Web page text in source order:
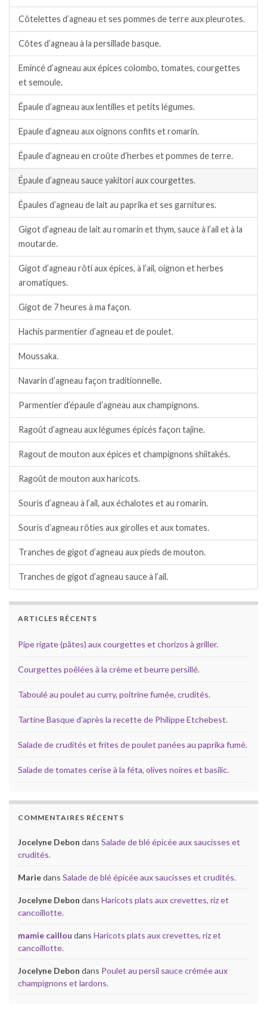
Côtelettes d’agneau et ses pommes de terre aux pleurotes.
Côtes d’agneau à la persillade basque.
Emincé d’agneau aux épices colombo, tomates, courgettes
et semoule.
Épaule d’agneau aux lentilles et petits légumes.
Epaule d’agneau aux oignons confits et romarin.
Épaule d’agneau en croûte d’herbes et pommes de terre.
Épaule d’agneau sauce yakitori aux courgettes.
Épaules d’agneau de lait au paprika et ses garnitures.
Gigot d’agneau de lait au romarin et thym, sauce à l’ail et à la
moutarde.
Gigot d’agneau rôti aux épices, à l’ail, oignon et herbes
aromatiques.
Gigot de 7 heures à ma façon.
Hachis parmentier d’agneau et de poulet.
Moussaka.
Navarin d’agneau façon traditionnelle.
Parmentier d’épaule d’agneau aux champignons.
Ragoût d’agneau aux légumes épicés façon tajine.
Ragout de mouton aux épices et champignons shiitakés.
Ragoût de mouton aux haricots.
Souris d’agneau à l’ail, aux échalotes et au romarin.
Souris d’agneau rôties aux girolles et aux tomates.
Tranches de gigot d’agneau aux pieds de mouton.
Tranches de gigot d’agneau sauce à l’ail.
ARTICLES RÉCENTS
Pipe rigate (pâtes) aux courgettes et chorizos à griller.
Courgettes poêlées à la crème et beurre persillé.
Taboulé au poulet au curry, poitrine fumée, crudités.
Tartine Basque d’après la recette de Philippe Etchebest.
Salade de crudités et frites de poulet panées au paprika fumé.
Salade de tomates cerise à la féta, olives noires et basilic.
COMMENTAIRES RÉCENTS
Jocelyne Debon dans Salade de blé épicée aux saucisses et
crudités.
Mariedans Salade de blé épicée aux saucisses et crudités.
Jocelyne Debon dans Haricots plats aux crevettes, riz et
cancoillotte.
mamie caillou dans Haricots plats aux crevettes, riz et
cancoillotte.
Jocelyne Debon dans Poulet au persil sauce crémée aux
champignons et lardons.